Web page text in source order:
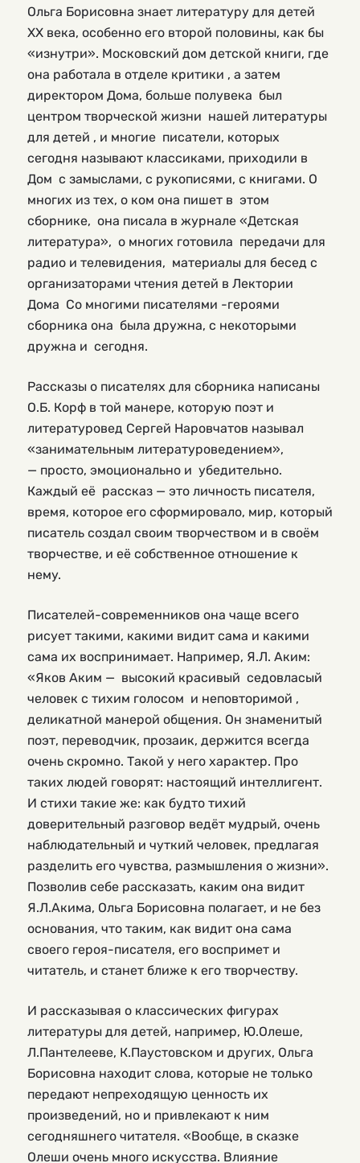
Ольга Борисовна знает литературу для детей
ХХ века, особенно его второй половины, как бы
«изнутри». Московский дом детской книги, где
она работала в отделе критики , а затем
директором Дома, больше полувека был
центром творческой жизни нашей литературы
для детей , и многие писатели, которых
сегодня называют классиками, приходили в
Дом с замыслами, с рукописями, с книгами. О
многих из тех, о ком она пишет в этом
сборнике, она писала в журнале «Детская
литература», о многих готовила передачи для
радио и телевидения, материалы для бесед с
организаторами чтения детей в Лектории
Дома Со многими писателями -героями
сборника она была дружна, с некоторыми
дружна и сегодня.
Рассказы о писателях для сборника написаны
О.Б. Корф в той манере, которую поэт и
литературовед Сергей Наровчатов называл
«занимательным литературоведением»,
— просто, эмоционально и убедительно.
Каждый её рассказ — это личность писателя,
время, которое его сформировало, мир, который
писатель создал своим творчеством и в своём
творчестве, и её собственное отношение к
нему.
Писателей-современников она чаще всего
рисует такими, какими видит сама и какими
сама их воспринимает. Например, Я.Л. Аким:
«Яков Аким — высокий красивый седовласый
человек с тихим голосом и неповторимой ,
деликатной манерой общения. Он знаменитый
поэт, переводчик, прозаик, держится всегда
очень скромно. Такой у него характер. Про
таких людей говорят: настоящий интеллигент.
И стихи такие же: как будто тихий
доверительный разговор ведёт мудрый, очень
наблюдательный и чуткий человек, предлагая
разделить его чувства, размышления о жизни».
Позволив себе рассказать, каким она видит
Я.Л.Акима, Ольга Борисовна полагает, и не без
основания, что таким, как видит она сама
своего героя-писателя, его воспримет и
читатель, и станет ближе к его творчеству.
И рассказывая о классических фигурах
литературы для детей, например, Ю.Олеше,
Л.Пантелееве, К.Паустовском и других, Ольга
Борисовна находит слова, которые не только
передают непреходящую ценность их
произведений, но и привлекают к ним
сегодняшнего читателя. «Вообще, в сказке
Олеши очень много искусства. Влияние